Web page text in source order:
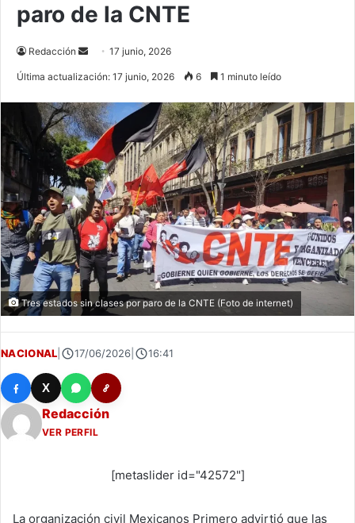
paro de la CNTE
Redacción
Send17 junio, 2026
Última actualización: 17 junio, 2026 6 1 minuto leído
Tres estados sin clases por paro de la CNTE (Foto de internet)
NACIONAL 17/06/2026 16:41
X
Redacción
VER PERFIL
[metaslider id="42572"]
La organización civil Mexicanos Primero advirtió que las